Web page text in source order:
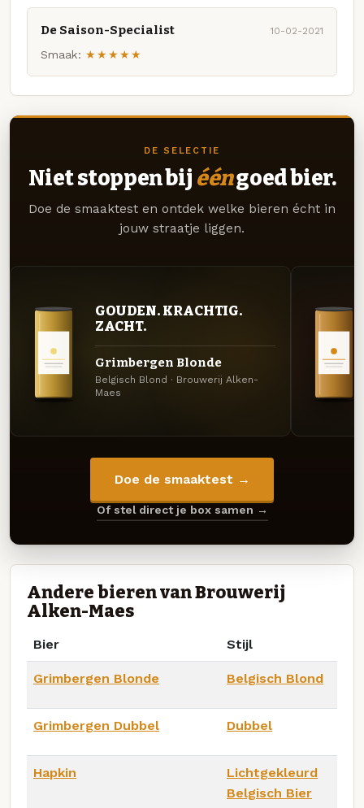
De Saison-Specialist 10-02-2021
Smaak: ★★★★★
DE SELECTIE
Niet stoppen bij ééngoed bier.
Doe de smaaktest en ontdek welke bieren écht in
jouw straatje liggen.
GOUDEN. KRACHTIG.
ZACHT.
Grimbergen Blonde
Belgisch Blond · Brouwerij Alken-
Maes
Doe de smaaktest →
Of stel direct je box samen →
Andere bieren van Brouwerij
Alken-Maes
Bier Stijl
Grimbergen Blonde Belgisch Blond
Grimbergen Dubbel Dubbel
Hapkin
Lichtgekleurd
Belgisch Bier